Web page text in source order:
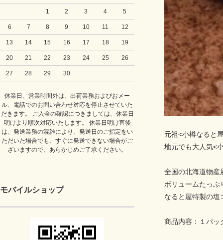
1 2 3 4 5
6 7 8 9 10 11 12
13 14 15 16 17 18 19
20 21 22 23 24 25 26
27 28 29 30
休業日、営業時間外は、出荷業務およびおメー
ル、電話でのお問い合わせ対応を停止させていた
だきます。 ご入金の確認につきましては、休業日
明けより順次対応いたします。 休業日明け直後
は、発送業務の混雑により、発送日のご指定をい
ただいた場合でも、すぐに発送できない場合がご
ざいますので、あらかじめご了承ください。
モバイルショップ
元祖<小樽なると
地元でも大人気<
全国の北海道物産
ボリュームたっぷ
なると屋特製の塩
商品内容：１パッ